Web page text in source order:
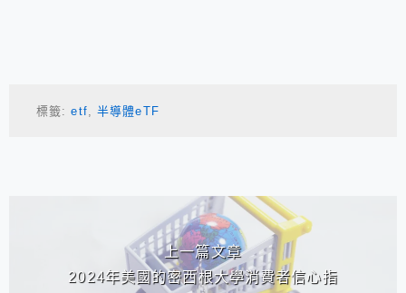
標籤:etf ,半導體eTF
上一篇文章
2024年美國的密西根大學消費者信心指